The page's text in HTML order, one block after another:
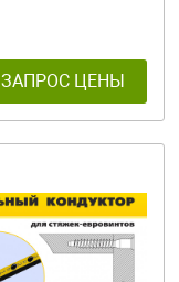
ЗАПРОС ЦЕНЫ